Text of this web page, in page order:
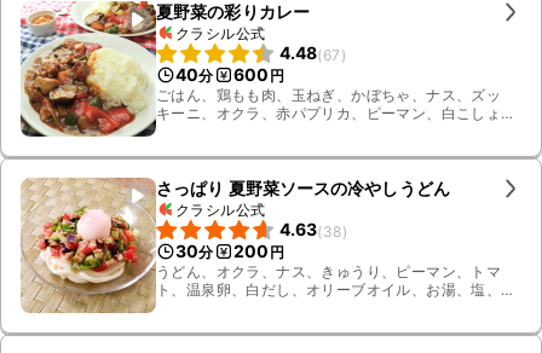
夏野菜の彩りカレー
クラシル公式
4.48(67 )
40分 600 円
ごはん、鶏もも肉、玉ねぎ、かぼちゃ、ナス、ズッ
キーニ、オクラ、赤パプリカ、ピーマン、白こしょ
さっぱり 夏野菜ソースの冷やしうどん
クラシル公式
4.63(38)
30分 200 円
うどん、オクラ、ナス、きゅうり、ピーマン、トマ
ト、温泉卵、白だし、オリーブオイル、お湯、塩、ツ